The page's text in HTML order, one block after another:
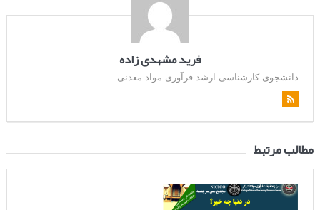
فرید مشهدی زاده
دانشجوی کارشناسی ارشد فرآوری مواد معدنی
مطالب مرتبط